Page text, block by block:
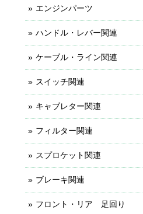
エンジンパーツ
ハンドル・レバー関連
ケーブル・ライン関連
スイッチ関連
キャブレター関連
フィルター関連
スプロケット関連
ブレーキ関連
フロント・リア 足回り